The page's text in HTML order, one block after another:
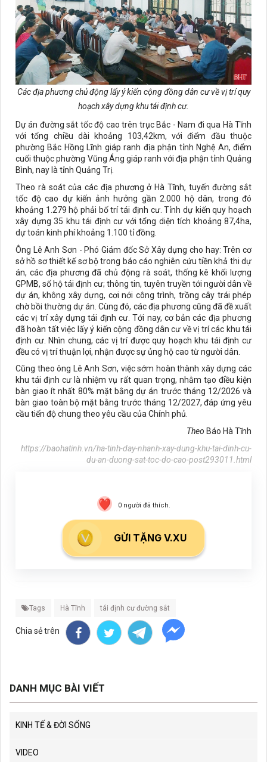
Các địa phương chủ động lấy ý kiến cộng đồng dân cư về vị trí quy
hoạch xây dựng khu tái định cư.
Dự án đường sắt tốc độ cao trên trục Bắc - Nam đi qua Hà Tĩnh
với tổng chiều dài khoảng 103,42km, với điểm đầu thuộc
phường Bắc Hồng Lĩnh giáp ranh địa phận tỉnh Nghệ An, điểm
cuối thuộc phường Vũng Áng giáp ranh với địa phận tỉnh Quảng
Bình, nay là tỉnh Quảng Trị.
Theo rà soát của các địa phương ở Hà Tĩnh, tuyến đường sắt
tốc độ cao dự kiến ảnh hưởng gần 2.000 hộ dân, trong đó
khoảng 1.279 hộ phải bố trí tái định cư. Tỉnh dự kiến quy hoạch
xây dựng 35 khu tái định cư với tổng diện tích khoảng 87,4ha,
dự toán kinh phí khoảng 1.100 tỉ đồng.
Ông Lê Anh Sơn - Phó Giám đốc Sở Xây dựng cho hay: Trên cơ
sở hồ sơ thiết kế sơ bộ trong báo cáo nghiên cứu tiền khả thi dự
án, các địa phương đã chủ động rà soát, thống kê khối lượng
GPMB, số hộ tái định cư; thông tin, tuyên truyền tới người dân về
dự án, không xây dựng, cơi nới công trình, trồng cây trái phép
chờ bồi thường dự án. Cùng đó, các địa phương cũng đã đề xuất
các vị trí xây dựng tái định cư. Tới nay, cơ bản các địa phương
đã hoàn tất việc lấy ý kiến cộng đồng dân cư về vị trí các khu tái
định cư. Nhìn chung, các vị trí được quy hoạch khu tái định cư
đều có vị trí thuận lợi, nhận được sự ủng hộ cao từ người dân.
Cũng theo ông Lê Anh Sơn, việc sớm hoàn thành xây dựng các
khu tái định cư là nhiệm vụ rất quan trọng, nhằm tạo điều kiện
bàn giao ít nhất 80% mặt bằng dự án trước tháng 12/2026 và
bàn giao toàn bộ mặt bằng trước tháng 12/2027, đáp ứng yêu
cầu tiến độ chung theo yêu cầu của Chính phủ.
Theo Báo Hà Tĩnh
https://baohatinh.vn/ha-tinh-day-nhanh-xay-dung-khu-tai-dinh-cu-
du-an-duong-sat-toc-do-cao-post293011.html
0người đã thích.
GỬI TẶNG V.XU
Tags Hà Tĩnh tái định cư đường sắt
Chia sẻ trên
DANH MỤC BÀI VIẾT
KINH TẾ & ĐỜI SỐNG
VIDEO